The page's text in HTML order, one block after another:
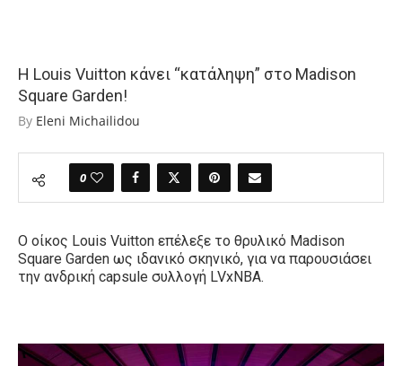
Η Louis Vuitton κάνει “κατάληψη” στο Madison
Square Garden!
By Eleni Michailidou
0
Ο οίκος Louis Vuitton επέλεξε το θρυλικό Madison
Square Garden ως ιδανικό σκηνικό, για να παρουσιάσει
την ανδρική capsule συλλογή LVxNBA.